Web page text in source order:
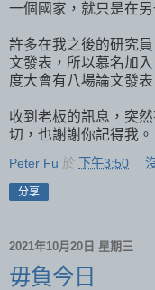
一個國家，就只是在
許多在我之後的研究
文發表，所以慕名加
度大會有八場論文發表
收到老板的訊息，突
切，也謝謝你記得我。
Peter Fu 於 下午3:50
分享
2021年10月20日 星期三
毋負今日